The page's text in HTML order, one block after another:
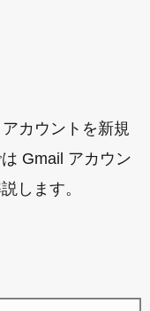
カウントを新規
Gmail アカウン
します。